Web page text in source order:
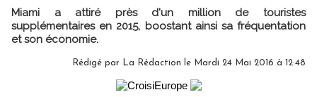
Miami a attiré près d'un million de touristes
supplémentaires en 2015, boostant ainsi sa fréquentation
et son économie.
Rédigé par La Rédaction le Mardi 24 Mai 2016 à 12:48